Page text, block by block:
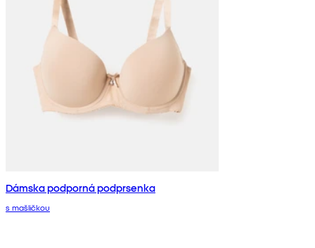
Dámska podporná podprsenka
s mašličkou